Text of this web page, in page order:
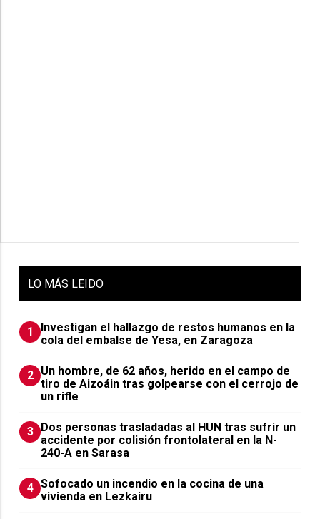
LO MÁS LEIDO
1
Investigan el hallazgo de restos humanos en la
cola del embalse de Yesa, en Zaragoza
2 Un hombre, de 62 años, herido en el campo de
tiro de Aizoáin tras golpearse con el cerrojo de
un rifle
3 ​Dos personas trasladadas al HUN tras sufrir un
accidente por colisión frontolateral en la N-
240-A en Sarasa
4 Sofocado un incendio en la cocina de una
vivienda en Lezkairu